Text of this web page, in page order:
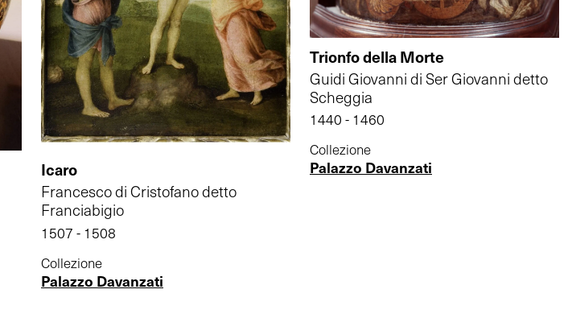
Icaro
Francesco di Cristofano detto
Franciabigio
1507 - 1508
Collezione
Palazzo Davanzati
Trionfo della Morte
Guidi Giovanni di Ser Giovanni detto
Scheggia
1440 - 1460
Collezione
Palazzo Davanzati